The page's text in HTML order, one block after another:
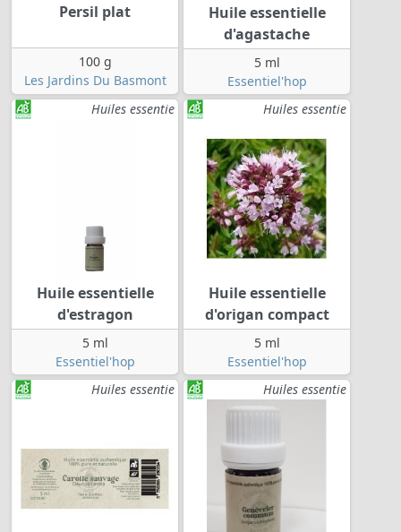
Persil plat
100 g
Les Jardins Du Basmont
Huile essentielle
d'agastache
5 ml
Essentiel'hop
Huiles essentie
Huile essentielle
d'estragon
5 ml
Essentiel'hop
Huiles essentie
Huile essentielle
d'origan compact
5 ml
Essentiel'hop
Huiles essentie
Huiles essentie